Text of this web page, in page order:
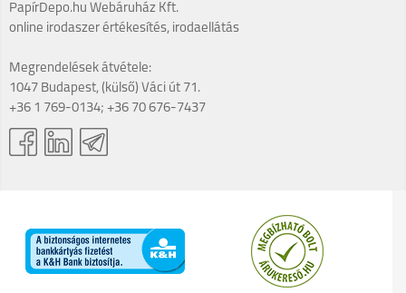
PapírDepo.hu Webáruház Kft.
online irodaszer értékesítés, irodaellátás
Megrendelések átvétele:
1047 Budapest, (külső) Váci út 71.
+36 1 769-0134; +36 70 676-7437